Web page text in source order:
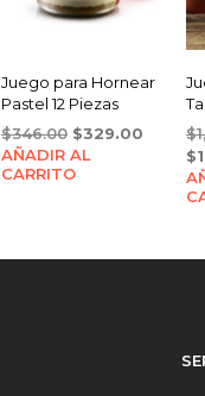
Juego para Hornear
Pastel 12 Piezas
$346.00 Original
price
was:
$329.00Current
AÑADIR AL
CARRITO
$
$